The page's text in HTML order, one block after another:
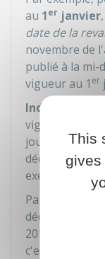
au 1er janvier
date de la
novembre de
publié à la mi-
vigueur au 1 er
Indice de
vigueur au
jour de la
décision, d'un
exemple
Par exemple,
décision, pour
2019, est
c'est-à-dire
This
gives